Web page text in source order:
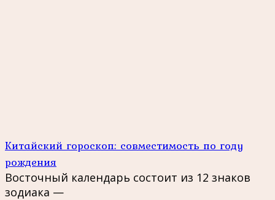
Китайский гороскоп: совместимость по году
рождения
Восточный календарь состоит из 12 знаков
зодиака —